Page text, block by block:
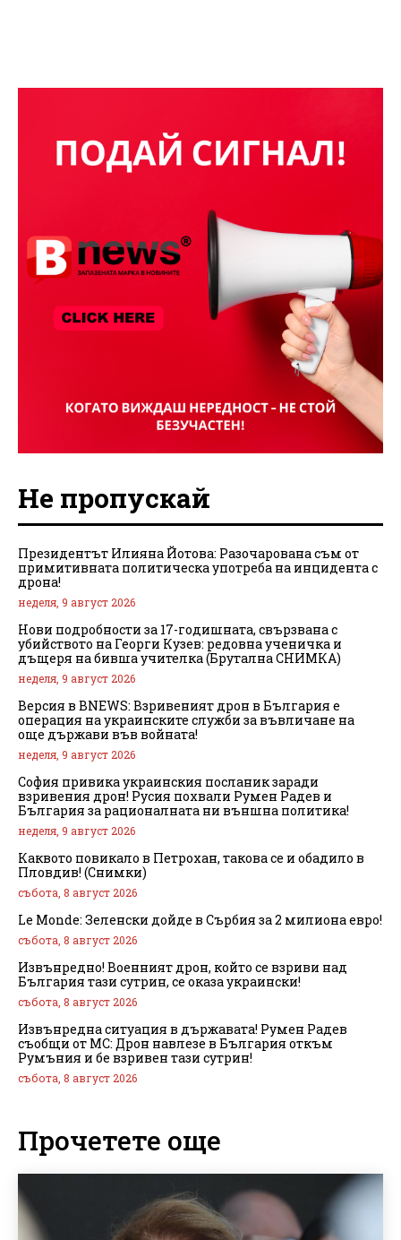
Не пропускай
Президентът Илияна Йотова: Разочарована съм от
примитивната политическа употреба на инцидента с
дрона!
неделя, 9 август 2026
Нови подробности за 17-годишната, свързвана с
убийството на Георги Кузев: редовна ученичка и
дъщеря на бивша учителка (Брутална СНИМКА)
неделя, 9 август 2026
Версия в BNEWS: Взривеният дрон в България е
операция на украинските служби за въвличане на
още държави във войната!
неделя, 9 август 2026
София привика украинския посланик заради
взривения дрон! Русия похвали Румен Радев и
България за рационалната ни външна политика!
неделя, 9 август 2026
Каквото повикало в Петрохан, такова се и обадило в
Пловдив! (Снимки)
събота, 8 август 2026
Le Monde: Зеленски дойде в Сърбия за 2 милиона евро!
събота, 8 август 2026
Извънредно! Военният дрон, който се взриви над
България тази сутрин, се оказа украински!
събота, 8 август 2026
Извънредна ситуация в държавата! Румен Радев
съобщи от МС: Дрон навлезе в България откъм
Румъния и бе взривен тази сутрин!
събота, 8 август 2026
Прочетете още